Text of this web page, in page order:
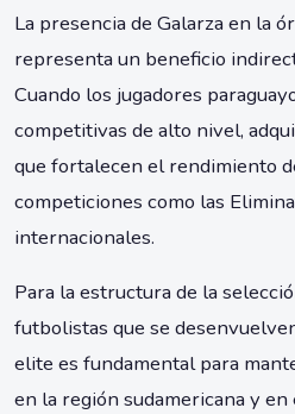
La presencia de Galarza en la
representa un beneficio
Cuando los jugadores
competitivas de alto nivel,
que fortalecen el rendimiento
competiciones como las
internacionales.
Para la estructura de la
futbolistas que se
elite es fundamental para
en la región sudamericana y